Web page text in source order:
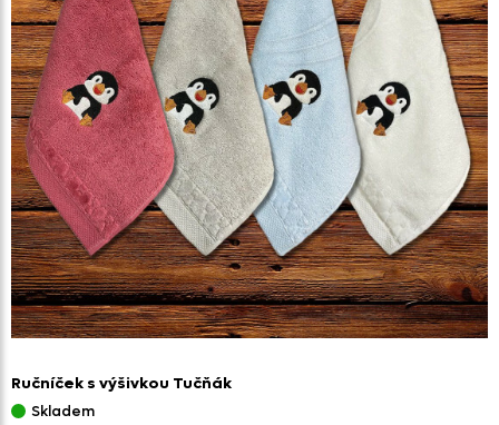
Ručníček s výšivkou Tučňák
Skladem